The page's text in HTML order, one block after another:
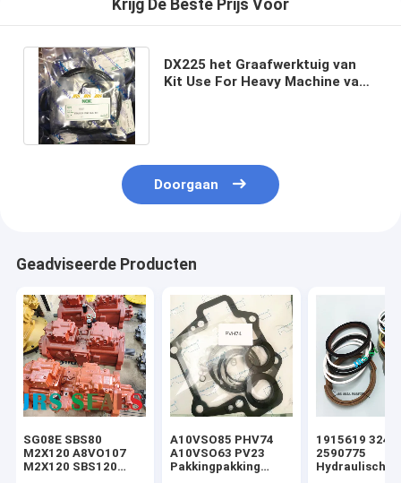
Krijg De Beste Prijs Voor
DX225 het Graafwerktuig van
Kit Use For Heavy Machine van
Doorgaan
Geadviseerde Producten
SG08E SBS80
M2X120 A8VO107
M2X120 SBS120
A10VSO85 PHV74
A10VSO63 PV23
Pakkingpakking
1915619
2590775
Hydraulische